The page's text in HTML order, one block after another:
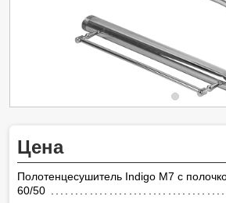
Цена
Полотенцесушитель Indigo M7 с
60/50